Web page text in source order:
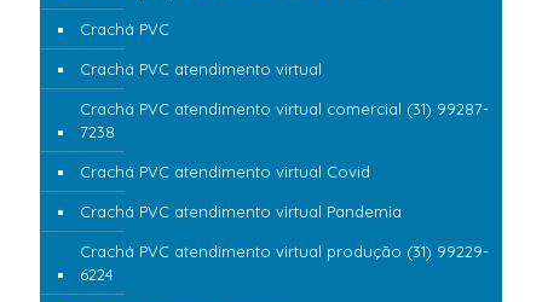
Crachá PVC
Crachá PVC atendimento virtual
Crachá PVC atendimento virtual comercial (31) 99287-
7238
Crachá PVC atendimento virtual Covid
Crachá PVC atendimento virtual Pandemia
Crachá PVC atendimento virtual produção (31) 99229-
6224